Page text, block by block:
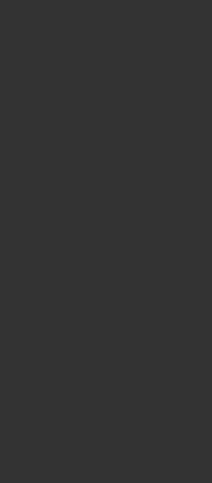
STRIPE
?? ????? ? ????